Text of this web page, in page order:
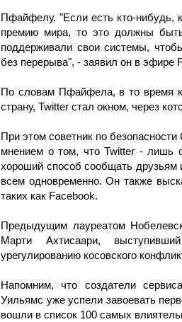
Пфайфелу. "Если есть кто-нибудь,
премию мира, то это должны
поддерживали свои системы,
без перерыва", - заявил он в эфире
По словам Пфайфела, в то время
страну, Twitter стал окном, через
При этом советник по
мнением о том, что Twitter - лишь
хороший способ сообщать
всем одновременно. Он также
таких как Facebook.
Предыдущим лауреатом
Марти Ахтисаари,
урегулированию косовского
Напомним, что создатели
Уильямс уже успели завоевать
вошли в список 100 самых